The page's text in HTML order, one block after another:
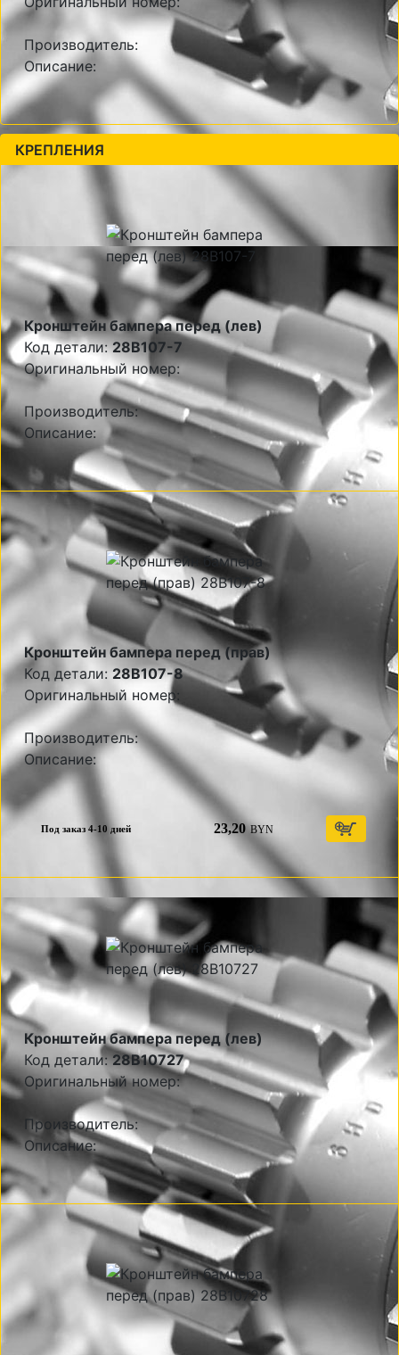
Производитель:
Описание:
КРЕПЛЕНИЯ
Кронштейн бампера перед (лев)
Код детали:28B107-7
Оригинальный номер:
Производитель:
Описание:
Кронштейн бампера перед (прав)
Код детали: 28B107-8
Оригинальный номер:
Производитель:
Описание:
Под заказ 4-10 дней 23,20 BYN
Кронштейн бампера перед (лев)
Код детали:28B10727
Оригинальный номер:
Производитель:
Описание: